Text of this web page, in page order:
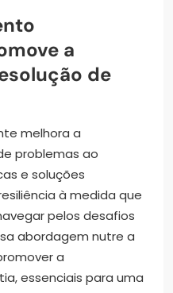
a
de
melhora a
problemas ao
e soluções
à medida que
pelos desafios
abordagem nutre a
a
essenciais para uma